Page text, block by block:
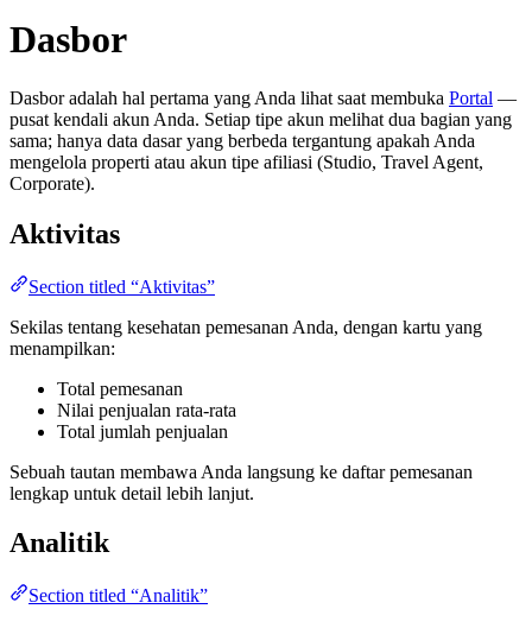
Dasbor
Dasbor adalah hal pertama yang Anda lihat saat membuka Portal —
pusat kendali akun Anda. Setiap tipe akun melihat dua bagian yang
sama; hanya data dasar yang berbeda tergantung apakah Anda
mengelola properti atau akun tipe afiliasi (Studio, Travel Agent,
Corporate).
Aktivitas
Section titled “Aktivitas”
Sekilas tentang kesehatan pemesanan Anda, dengan kartu yang
menampilkan:
Total pemesanan
Nilai penjualan rata-rata
Total jumlah penjualan
Sebuah tautan membawa Anda langsung ke daftar pemesanan
lengkap untuk detail lebih lanjut.
Analitik
Section titled “Analitik”